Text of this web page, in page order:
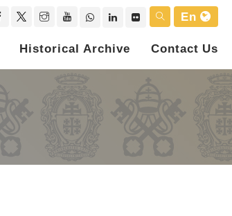
En
Historical Archive Contact Us